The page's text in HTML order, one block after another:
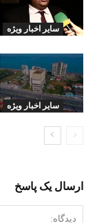
سایر اخبار ویژه
سایر اخبار ویژه
ارسال یک پاسخ